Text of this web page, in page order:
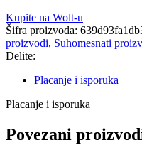
Kupite na Wolt-u
Šifra proizvoda:
proizvodi, Suhomesnati
Delite:
Placanje i isporuka
Placanje i isporuka
Povezani